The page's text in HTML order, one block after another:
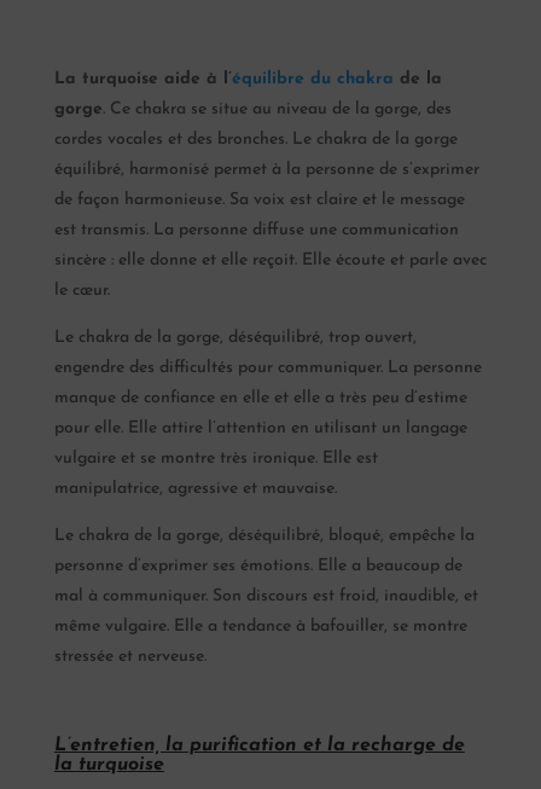
La turquoise aide à l’équilibre du chakra de la
gorge. Ce chakra se situe au niveau de la gorge, des
cordes vocales et des bronches. Le chakra de la gorge
équilibré, harmonisé permet à la personne de s’exprimer
de façon harmonieuse. Sa voix est claire et le message
est transmis. La personne diffuse une communication
sincère : elle donne et elle reçoit. Elle écoute et parle avec
le cœur.
Le chakra de la gorge, déséquilibré, trop ouvert,
engendre des difficultés pour communiquer. La personne
manque de confiance en elle et elle a très peu d’estime
pour elle. Elle attire l’attention en utilisant un langage
vulgaire et se montre très ironique. Elle est
manipulatrice, agressive et mauvaise.
Le chakra de la gorge, déséquilibré, bloqué, empêche la
personne d’exprimer ses émotions. Elle a beaucoup de
mal à communiquer. Son discours est froid, inaudible, et
même vulgaire. Elle a tendance à bafouiller, se montre
stressée et nerveuse.
L’entretien, la purification et la recharge de
la turquoise